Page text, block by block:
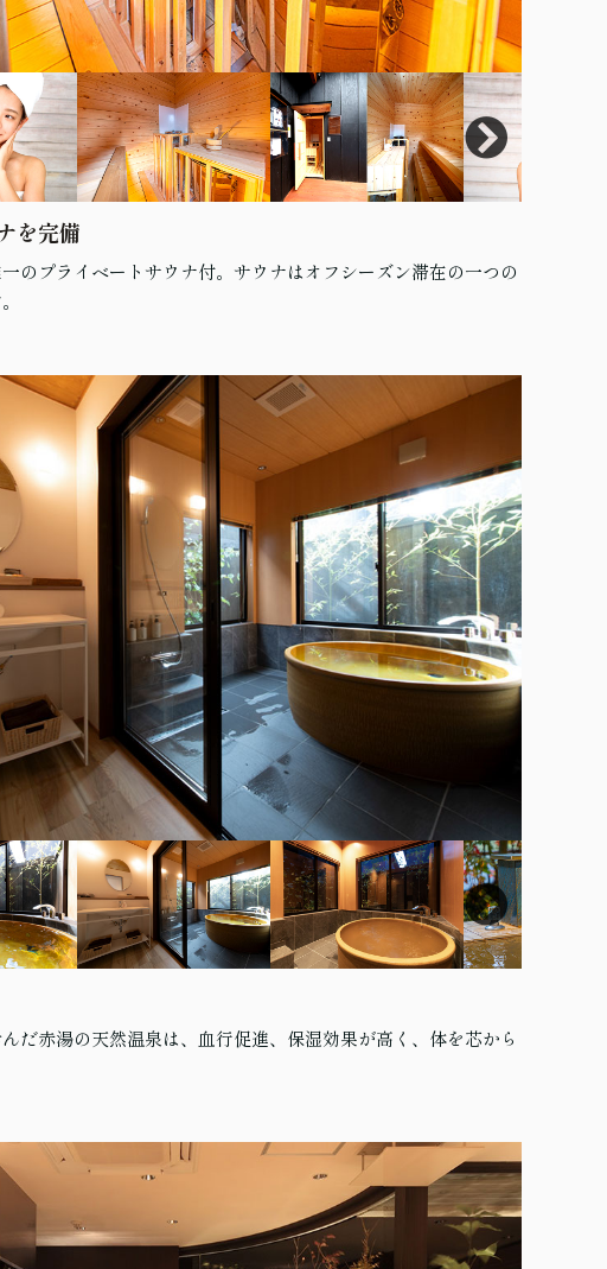
を完備
のプライベートサウナ付。サウナはオフシーズン滞在の一つの
だ赤湯の天然温泉は、血行促進、保湿効果が高く、体を芯から